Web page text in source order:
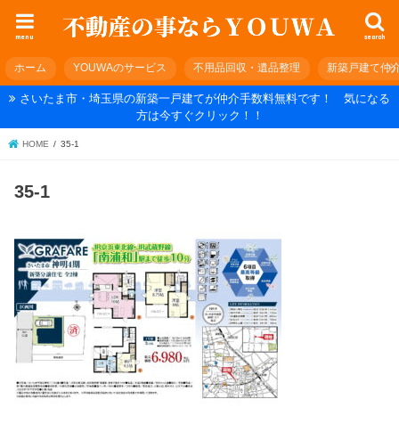
search
menu
ホーム YOUWAのサービス 不用品回収・遺品整理 新築戸建て仲
さいたま市・埼玉県の新築一戸建てが仲介手数料無料です！ 気になる
方は今すぐクリック！！
HOME 35-1
35-1